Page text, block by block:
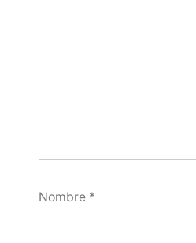
Nombre *